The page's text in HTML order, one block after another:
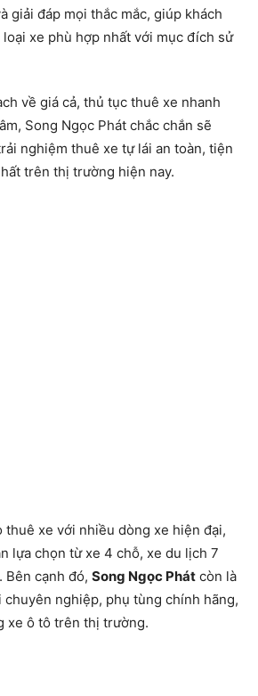
giải đáp mọi thắc mắc, giúp khách
xe phù hợp nhất với mục đích sử
về giá cả, thủ tục thuê xe nhanh
Song Ngọc Phát chắc chắn sẽ
nghiệm thuê xe tự lái an toàn, tiện
trên thị trường hiện nay.
thuê xe với nhiều dòng xe hiện đại,
lựa chọn từ xe 4 chỗ, xe du lịch 7
Bên cạnh đó, Song Ngọc Phát còn là
chuyên nghiệp, phụ tùng chính hãng,
xe ô tô trên thị trường.